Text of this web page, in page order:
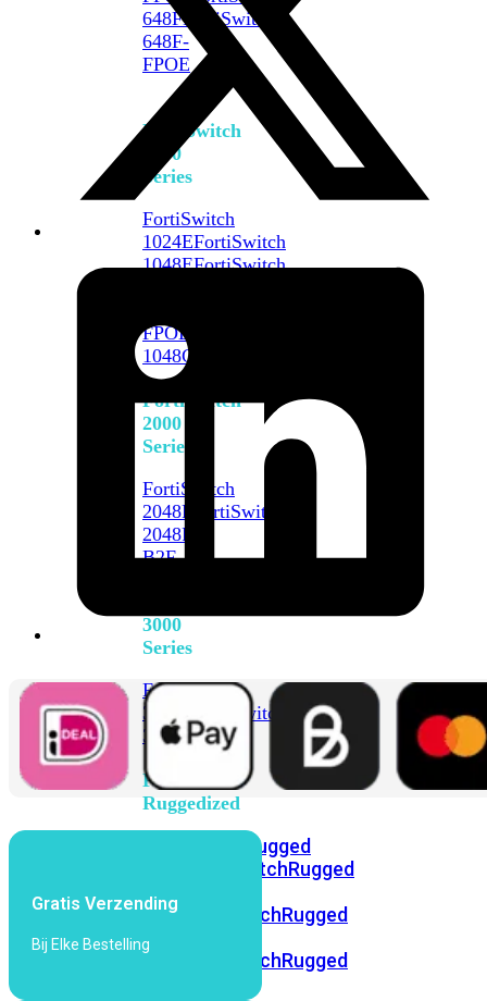
648FFortiSwitch
648F-
FPOE
FortiSwitch
1000
Series
FortiSwitch
1024EFortiSwitch
1048EFortiSwitch
FPOE
1048G
FortiSwitch
2000
Series
FortiSwitch
2048F
FortiSwitch
2048F-
B2F
3000
Series
FortiSwitch
3032E
FortiSwitch
3032G
FortiSwitch
Ruggedized
FortiSwitchRugged
FortiSwitchRugged
112F-
POE FortiSwitchRugged
216F-
POE
FortiSwitchRugged
Gratis Verzending
Bij Elke Bestelling